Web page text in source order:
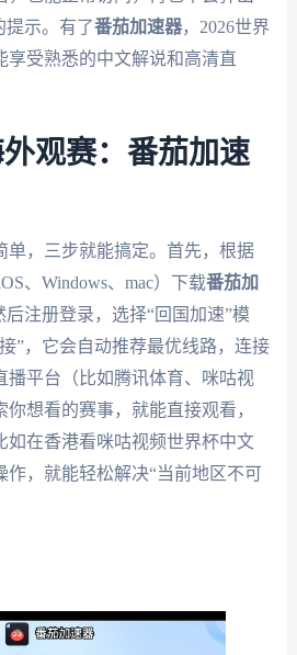
提示。有了番茄加速器，2026世界
享受熟悉的中文解说和高清直
观赛：番茄加速
单，三步就能搞定。首先，根据
、Windows、mac）下载番茄加
注册登录，选择“回国加速”模
”，它会自动推荐最优线路，连接
播平台（比如腾讯体育、咪咕视
想看的赛事，就能直接观看，
如在香港看咪咕视频世界杯中文
作，就能轻松解决“当前地区不可